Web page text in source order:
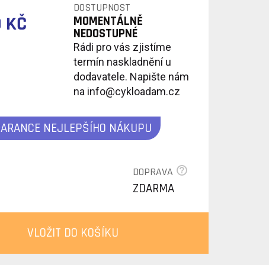
DOSTUPNOST
MOMENTÁLNĚ
NEDOSTUPNÉ
Rádi pro vás zjistíme
termín naskladnění u
dodavatele. Napište nám
na info@cykloadam.cz
NEJLEPŠÍHO NÁKUPU
DOPRAVA
ZDARMA
VLOŽIT DO KOŠÍKU